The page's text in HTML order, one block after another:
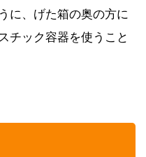
に、げた箱の奥の方に
チック容器を使うこと